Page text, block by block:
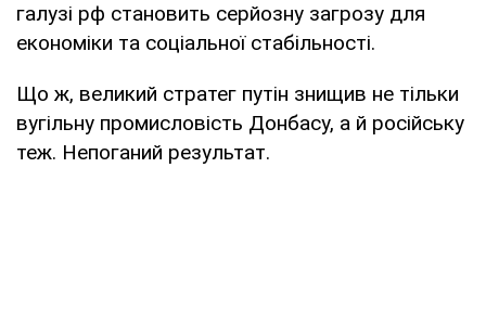
галузі рф становить серйозну загрозу для
економіки та соціальної стабільності.
Що ж, великий стратег путін знищив не тільки
вугільну промисловість Донбасу, а й російську
теж. Непоганий результат.